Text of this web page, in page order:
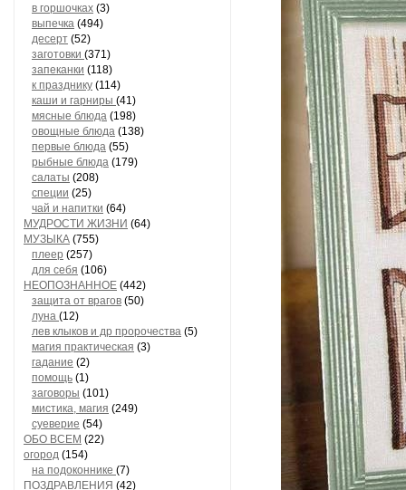
в горшочках (3)
выпечка (494)
десерт (52)
заготовки (371)
запеканки (118)
к празднику (114)
каши и гарниры (41)
мясные блюда (198)
овощные блюда (138)
первые блюда (55)
рыбные блюда (179)
салаты (208)
специи (25)
чай и напитки (64)
МУДРОСТИ ЖИЗНИ (64)
МУЗЫКА (755)
плеер (257)
для себя (106)
НЕОПОЗНАННОЕ (442)
защита от врагов (50)
луна (12)
лев клыков и др пророчества (5)
магия практическая (3)
гадание (2)
помощь (1)
заговоры (101)
мистика, магия (249)
суеверие (54)
ОБО ВСЕМ (22)
огород (154)
на подоконнике (7)
ПОЗДРАВЛЕНИЯ (42)